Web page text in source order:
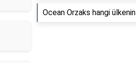
Ocean Orzaks hangi ülkenin